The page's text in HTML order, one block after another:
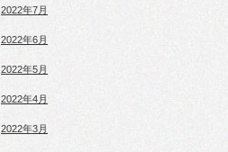
2022年7月
2022年6月
2022年5月
2022年4月
2022年3月